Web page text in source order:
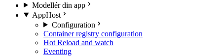
Modellér din app
AppHost
Configuration
Container registry configuration
Hot Reload and watch
Eventing